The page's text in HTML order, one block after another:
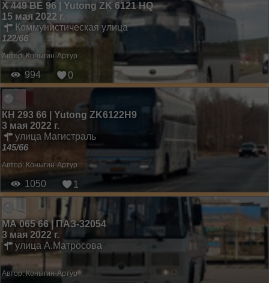
Х 449 ВЕ 96 | Yutong ZK 6121 HQ
15 мая 2022 г.
Коммунистическая улица
122/66
Автор:Коныгин-Артур
994 0
КН 293 66 | Yutong ZK6122H9
3 мая 2022 г.
улица Магистраль
145/66
Автор: Коныгин-Артур
1050 1
МА 065 66 | ПАЗ-32054
3 мая 2022 г.
улица А.Матросова
Автор:Коныгин-Артур